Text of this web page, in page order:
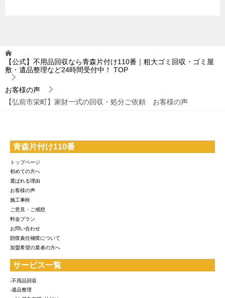
【公式】不用品回収なら青森片付け110番｜粗大ゴミ回収・ゴミ屋
敷・遺品整理など24時間受付中！
TOP
お客様の声
【弘前市栄町】家財一式の回収・処分ご依頼 お客様の声
青森片付け110番
トップページ
初めての方へ
選ばれる理由
お客様の声
施工事例
ご意見・ご感想
料金プラン
お問い合わせ
賠償責任補償について
加盟希望の業者の方へ
サービス一覧
-不用品回収
-遺品整理